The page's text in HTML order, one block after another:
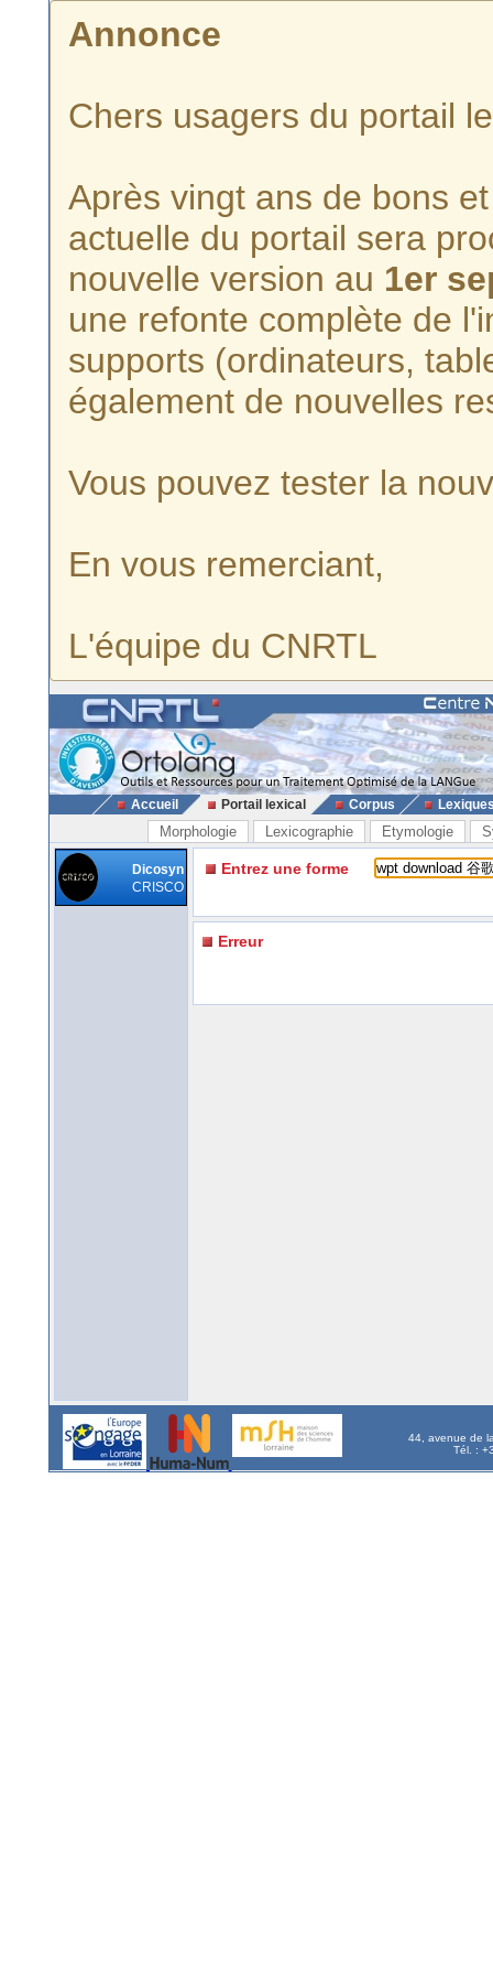
Annonce
Chers usagers du portail
Après vingt ans de bons
actuelle du portail sera
nouvelle version au 1er
une refonte complète de
supports (ordinateurs,
également de nouvelles
Vous pouvez tester la
En vous remerciant,
L'équipe du CNRTL
Accueil Portail lexical Corpus
Morphologie Lexicographie Etymologie
Dicosyn
CRISCO
Entrez une forme
Erreur
44, avenue de
Tél. :